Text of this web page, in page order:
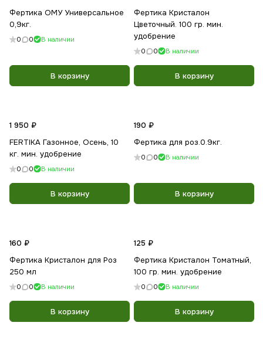
Фертика ОМУ Универсальное
0,9кг.
0 0 В наличии
В корзину
Фертика Кристалон
Цветочный. 100 гр. мин.
удобрение
0 0 В наличии
В корзину
1 950 ₽
FERTIKA Газонное, Осень, 10
кг. мин. удобрение
0 0 В наличии
В корзину
190 ₽
Фертика для роз.0.9кг.
0 0 В наличии
В корзину
160 ₽
Фертика Кристалон для Роз
250 мл
0 0 В наличии
В корзину
125 ₽
Фертика Кристалон Томатный,
100 гр. мин. удобрение
0 0 В наличии
В корзину